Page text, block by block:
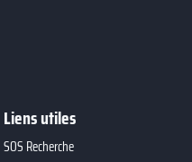
Liens utiles
SOS Recherche